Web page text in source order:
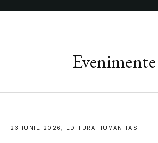
Evenimente
23 IUNIE 2026, EDITURA HUMANITAS